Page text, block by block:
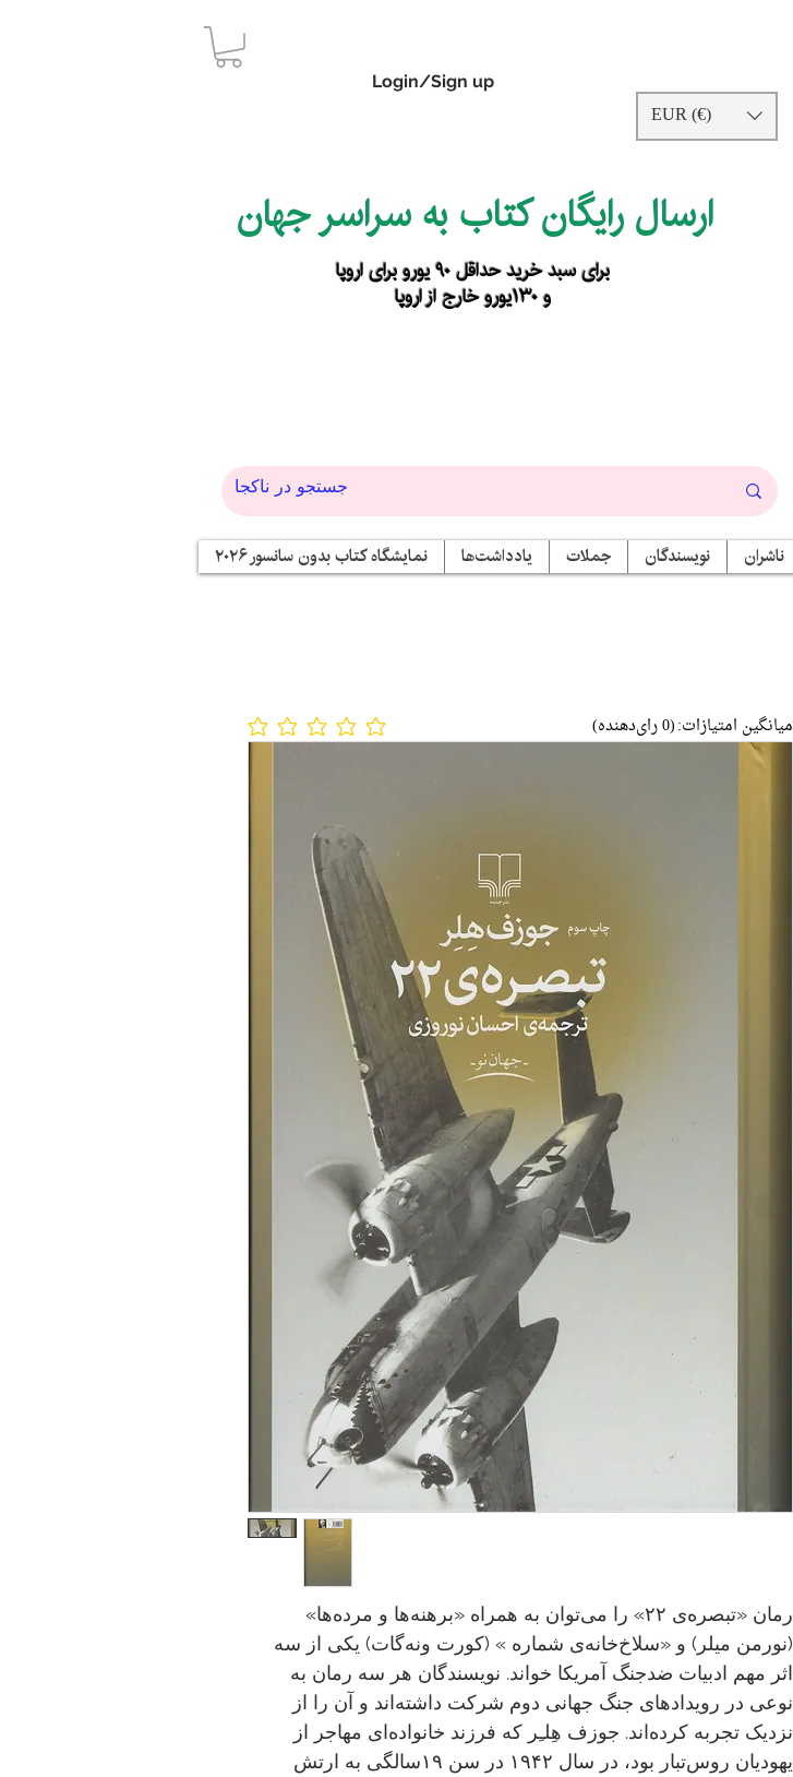
Login/Sign up
EUR (€)
ارسال رایگان کتاب به سراسر جهان
برای سبد خرید حداقل ۹۰ یورو برای اروپا
و ۱۳۰یورو خارج از اروپا
ناشران نویسندگان جملات یادداشت‌ها نمایشگاه کتاب بدون سانسور ۲۰۲۶
رمان «تبصره‌‌ی ۲۲» را می‌توان به همراه «برهنه‌ها و مرده‌ها»
(نورمن میلر) و «سلاخ‌خانه‌ی شماره » (کورت ونه‌گات) یکی از سه
اثر مهم ادبیات ضدجنگ آمریکا خواند. نویسندگان هر سه رمان به
نوعی در رویدادهای جنگ جهانی دوم شرکت داشته‌اند و آن را از
نزدیک تجربه کرده‌اند. جوزف هِلـِر که فرزند خانواده‌ای مهاجر از
یهودیان روس‌تبار بود، در سال ۱۹۴۲ در سن ۱۹سالگی به ارتش
No ratings yet میانگین امتیازات:(0 رای‌دهنده)